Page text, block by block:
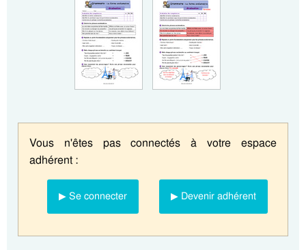
Vous n'êtes pas connectés à votre espace
adhérent :
▶ Se connecter ▶ Devenir adhérent